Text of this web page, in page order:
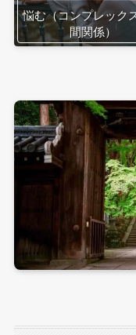
悩む（コンプレック
間関係）